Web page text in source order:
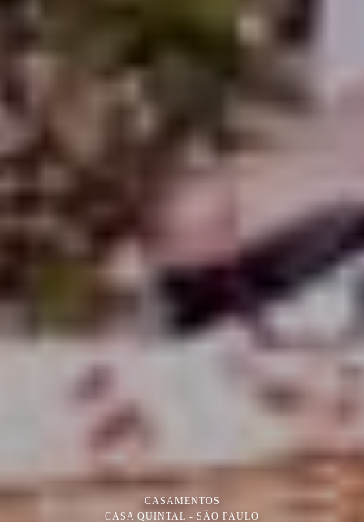
CASAMENTOS
CASA QUINTAL - SÃO PAULO